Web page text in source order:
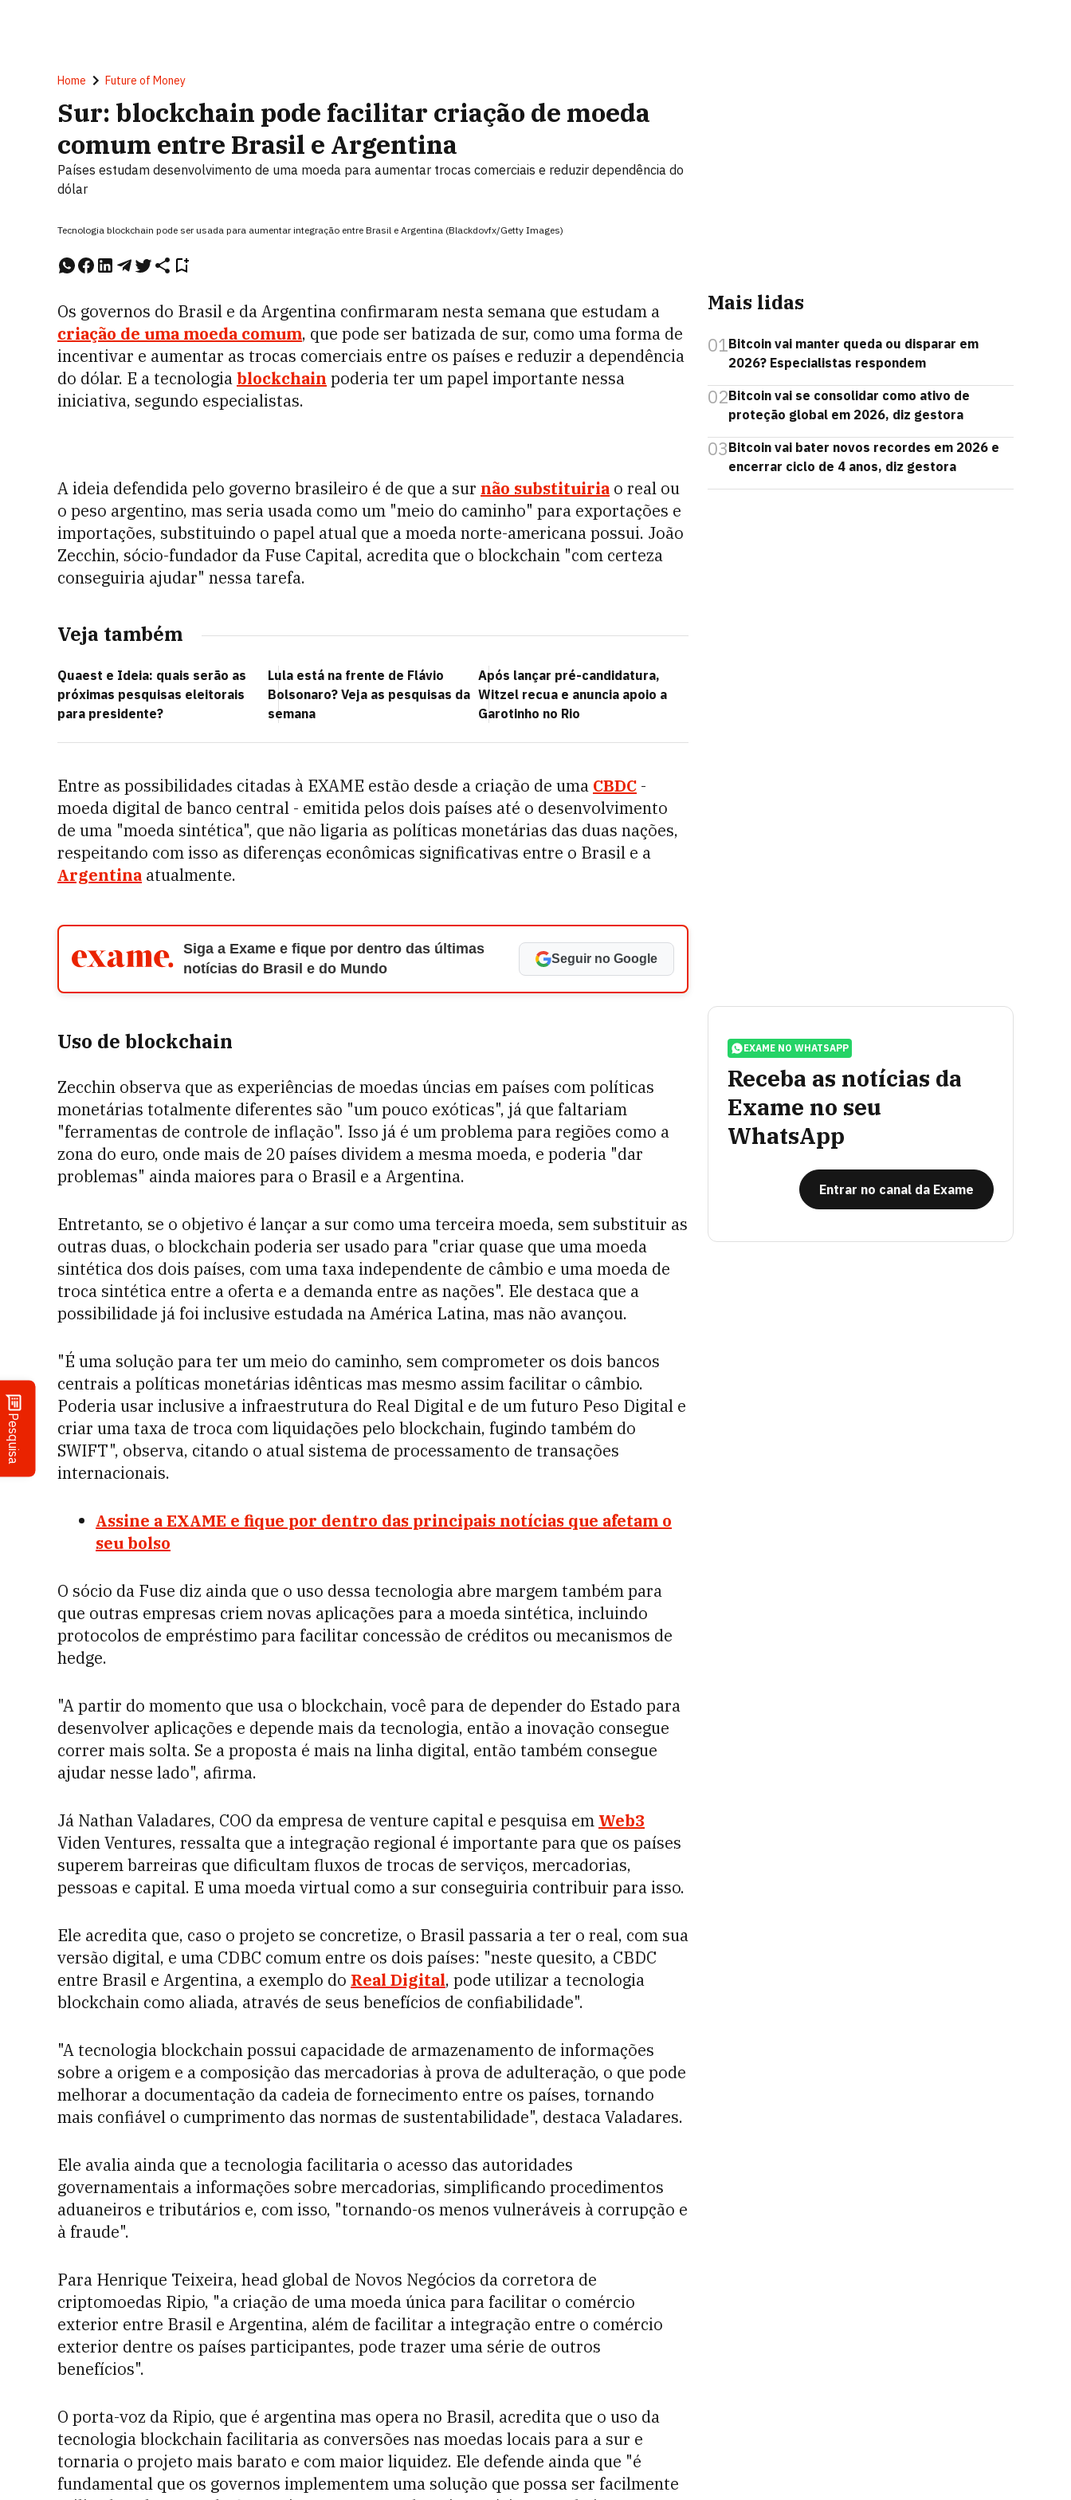
Pesquisa
Home Future of Money
Sur: blockchain pode facilitar criação de moeda
comum entre Brasil e Argentina
Países estudam desenvolvimento de uma moeda para aumentar trocas comerciais e reduzir dependência do
dólar
Tecnologia blockchain pode ser usada para aumentar integração entre Brasil e Argentina (Blackdovfx/Getty Images)
Os governos do Brasil e da Argentina confirmaram nesta semana que estudam a
criação de uma moeda comum, que pode ser batizada de sur, como uma forma de
incentivar e aumentar as trocas comerciais entre os países e reduzir a dependência
do dólar. E a tecnologiablockchain poderia ter um papel importante nessa
iniciativa, segundo especialistas.
A ideia defendida pelo governo brasileiro é de que a sur não substituiria o real ou
o peso argentino, mas seria usada como um "meio do caminho" para exportações e
importações, substituindo o papel atual que a moeda norte-americana possui. João
Zecchin, sócio-fundador da Fuse Capital, acredita que o blockchain "com certeza
conseguiria ajudar" nessa tarefa.
Veja também
Quaest e Ideia: quais serão as
próximas pesquisas eleitorais
para presidente?
Lula está na frente de Flávio
Bolsonaro? Veja as pesquisas da
semana
Após lançar pré-candidatura,
Witzel recua e anuncia apoio a
Garotinho no Rio
Entre as possibilidades citadas à EXAME estão desde a criação de uma CBDC -
moeda digital de banco central - emitida pelos dois países até o desenvolvimento
de uma "moeda sintética", que não ligaria as políticas monetárias das duas nações,
respeitando com isso as diferenças econômicas significativas entre o Brasil e a
Argentina atualmente.
Siga a Exame e fique por dentro das últimas
notícias do Brasil e do Mundo
Seguir no Google
Uso de blockchain
Zecchin observa que as experiências de moedas úncias em países com políticas
monetárias totalmente diferentes são "um pouco exóticas", já que faltariam
"ferramentas de controle de inflação". Isso já é um problema para regiões como a
zona do euro, onde mais de 20 países dividem a mesma moeda, e poderia "dar
problemas" ainda maiores para o Brasil e a Argentina.
Entretanto, se o objetivo é lançar a sur como uma terceira moeda, sem substituir as
outras duas, o blockchain poderia ser usado para "criar quase que uma moeda
sintética dos dois países, com uma taxa independente de câmbio e uma moeda de
troca sintética entre a oferta e a demanda entre as nações". Ele destaca que a
possibilidade já foi inclusive estudada na América Latina, mas não avançou.
"É uma solução para ter um meio do caminho, sem comprometer os dois bancos
centrais a políticas monetárias idênticas mas mesmo assim facilitar o câmbio.
Poderia usar inclusive a infraestrutura do Real Digital e de um futuro Peso Digital e
criar uma taxa de troca com liquidações pelo blockchain, fugindo também do
SWIFT", observa, citando o atual sistema de processamento de transações
internacionais.
Assine a EXAME e fique por dentro das principais notícias que afetam o
seu bolso
O sócio da Fuse diz ainda que o uso dessa tecnologia abre margem também para
que outras empresas criem novas aplicações para a moeda sintética, incluindo
protocolos de empréstimo para facilitar concessão de créditos ou mecanismos de
hedge.
"A partir do momento que usa o blockchain, você para de depender do Estado para
desenvolver aplicações e depende mais da tecnologia, então a inovação consegue
correr mais solta. Se a proposta é mais na linha digital, então também consegue
ajudar nesse lado", afirma.
Já Nathan Valadares, COO da empresa de venture capital e pesquisa em Web3
Viden Ventures, ressalta que a integração regional é importante para que os países
superem barreiras que dificultam fluxos de trocas de serviços, mercadorias,
pessoas e capital. E uma moeda virtual como a sur conseguiria contribuir para isso.
Ele acredita que, caso o projeto se concretize, o Brasil passaria a ter o real, com sua
versão digital, e uma CDBC comum entre os dois países: "neste quesito, a CBDC
entre Brasil e Argentina, a exemplo do Real Digital, pode utilizar a tecnologia
blockchain como aliada, através de seus benefícios de confiabilidade".
"A tecnologia blockchain possui capacidade de armazenamento de informações
sobre a origem e a composição das mercadorias à prova de adulteração, o que pode
melhorar a documentação da cadeia de fornecimento entre os países, tornando
mais confiável o cumprimento das normas de sustentabilidade", destaca Valadares.
Ele avalia ainda que a tecnologia facilitaria o acesso das autoridades
governamentais a informações sobre mercadorias, simplificando procedimentos
aduaneiros e tributários e, com isso, "tornando-os menos vulneráveis à corrupção e
à fraude".
Para Henrique Teixeira, head global de Novos Negócios da corretora de
criptomoedas Ripio, "a criação de uma moeda única para facilitar o comércio
exterior entre Brasil e Argentina, além de facilitar a integração entre o comércio
exterior dentre os países participantes, pode trazer uma série de outros
benefícios".
O porta-voz da Ripio, que é argentina mas opera no Brasil, acredita que o uso da
tecnologia blockchain facilitaria as conversões nas moedas locais para a sur e
tornaria o projeto mais barato e com maior liquidez. Ele defende ainda que "é
fundamental que os governos implementem uma solução que possa ser facilmente
Mais lidas
01Bitcoin vai manter queda ou disparar em
2026? Especialistas respondem
02Bitcoin vai se consolidar como ativo de
proteção global em 2026, diz gestora
03Bitcoin vai bater novos recordes em 2026 e
encerrar ciclo de 4 anos, diz gestora
EXAME NO WHATSAPP
Receba as notícias da
Exame no seu
WhatsApp
Entrar no canal da Exame